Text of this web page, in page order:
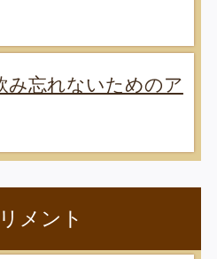
み忘れないためのア
メント